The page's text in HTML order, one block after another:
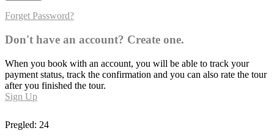
Forget Password?
Don't have an account? Create one.
When you book with an account, you will be able to track your
payment status, track the confirmation and you can also rate the tour
after you finished the tour.
Sign Up
Pregled: 24